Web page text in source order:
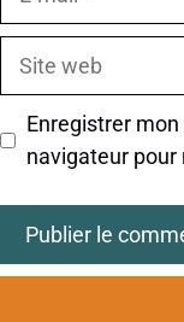
Site
Enregistrer
navigateur